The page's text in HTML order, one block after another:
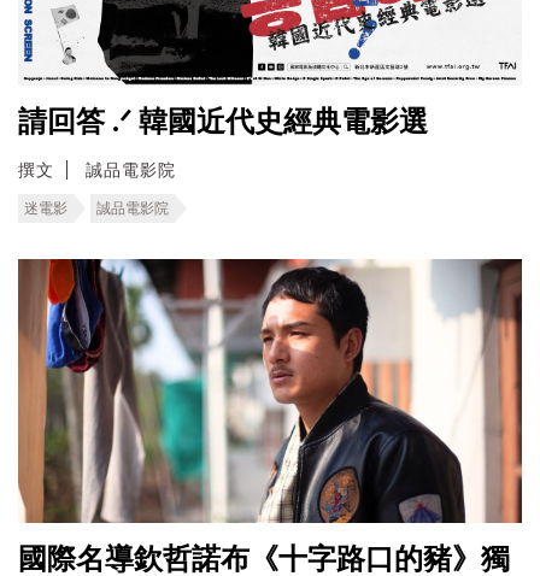
請回答 .ᐟ 韓國近代史經典電影選
撰文 誠品電影院
迷電影 誠品電影院
國際名導欽哲諾布《十字路口的豬》獨